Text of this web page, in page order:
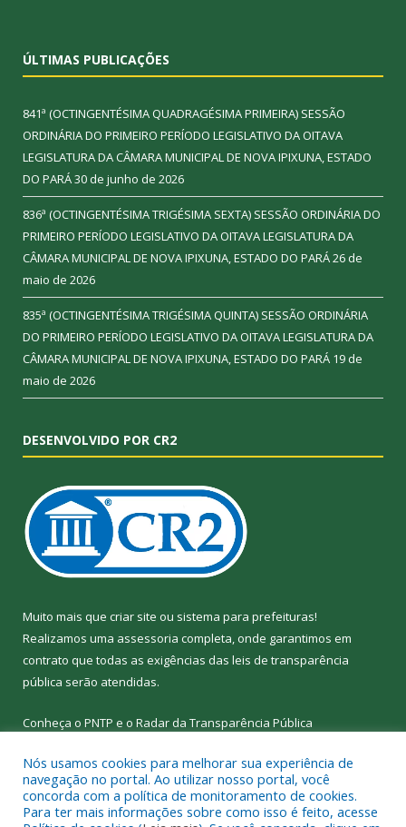
ÚLTIMAS PUBLICAÇÕES
841ª (OCTINGENTÉSIMA QUADRAGÉSIMA PRIMEIRA) SESSÃO
ORDINÁRIA DO PRIMEIRO PERÍODO LEGISLATIVO DA OITAVA
LEGISLATURA DA CÂMARA MUNICIPAL DE NOVA IPIXUNA, ESTADO
DO PARÁ30 de junho de 2026
836ª (OCTINGENTÉSIMA TRIGÉSIMA SEXTA) SESSÃO ORDINÁRIA DO
PRIMEIRO PERÍODO LEGISLATIVO DA OITAVA LEGISLATURA DA
CÂMARA MUNICIPAL DE NOVA IPIXUNA, ESTADO DO PARÁ26 de
maio de 2026
835ª (OCTINGENTÉSIMA TRIGÉSIMA QUINTA) SESSÃO ORDINÁRIA
DO PRIMEIRO PERÍODO LEGISLATIVO DA OITAVA LEGISLATURA DA
CÂMARA MUNICIPAL DE NOVA IPIXUNA, ESTADO DO PARÁ 19 de
maio de 2026
DESENVOLVIDO POR CR2
Muito mais que criar site ou sistema para prefeituras!
Realizamos uma assessoria completa, onde garantimos em
contrato que todas as exigências das leis de transparência
pública serão atendidas.
Conheça o PNTP e o Radar da Transparência Pública
Todos os direitos reservados a Câmara Municipal de Nova
Nós usamos cookies para melhorar sua experiência de
navegação no portal. Ao utilizar nosso portal, você
concorda com a política de monitoramento de cookies.
Para ter mais informações sobre como isso é feito, acesse